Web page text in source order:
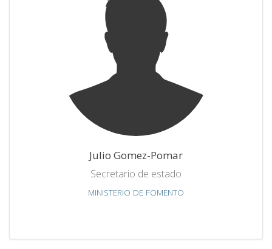
Julio Gomez-Pomar
Secretario de estado
MINISTERIO DE FOMENTO